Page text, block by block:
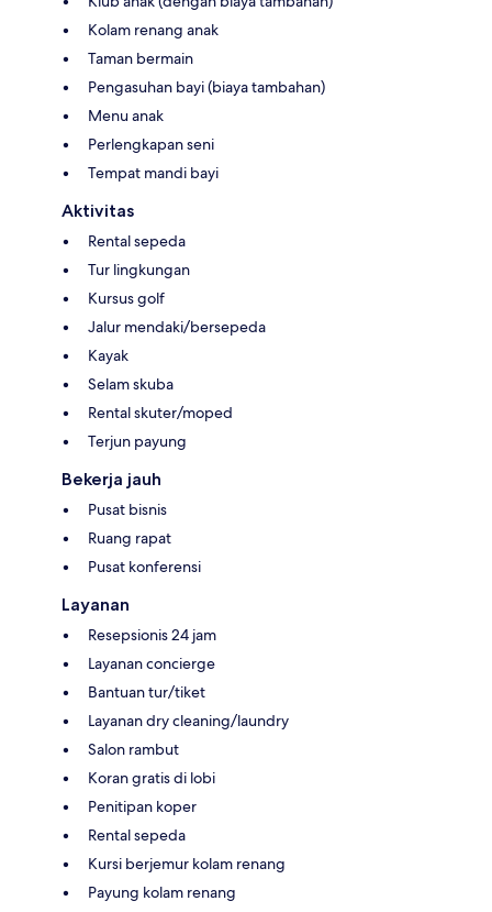
Kolam renang anak
Taman bermain
Pengasuhan bayi (biaya tambahan)
Menu anak
Perlengkapan seni
Tempat mandi bayi
Aktivitas
Rental sepeda
Tur lingkungan
Kursus golf
Jalur mendaki/bersepeda
Kayak
Selam skuba
Rental skuter/moped
Terjun payung
Bekerja jauh
Pusat bisnis
Ruang rapat
Pusat konferensi
Layanan
Resepsionis 24 jam
Layanan concierge
Bantuan tur/tiket
Layanan dry cleaning/laundry
Salon rambut
Koran gratis di lobi
Penitipan koper
Rental sepeda
Kursi berjemur kolam renang
Payung kolam renang